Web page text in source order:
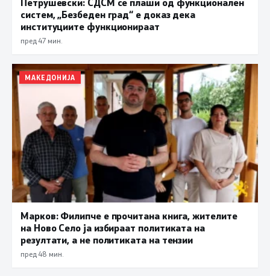
систем, „Безбеден град“ е доказ дека
институциите функционираат
пред 47 мин.
МАКЕДОНИЈА
Марков: Филипче е прочитана книга, жителите
на Ново Село ја избираат политиката на
резултати, а не политиката на тензии
пред 48 мин.